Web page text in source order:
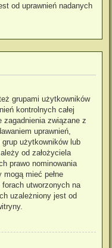
od uprawnień nadanych
grupami użytkowników
kontrolnych całej
związane z
uprawnień,
użytkowników lub
od założyciela
prawo nominowania
mieć pełne
utworzonych na
uzależniony jest od